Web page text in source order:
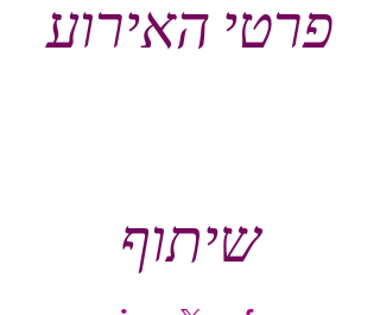
פרטי האירוע
שיתוף